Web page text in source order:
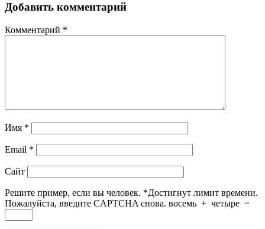
Добавить комментарий
Комментарий *
Имя *
Email *
Сайт
Решите пример, если вы человек. *Достигнут лимит времени.
Пожалуйста, введите CAPTCHA снова. восемь + четыре =